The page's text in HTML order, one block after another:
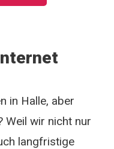
in Halle, aber
Weil wir nicht nur
langfristige